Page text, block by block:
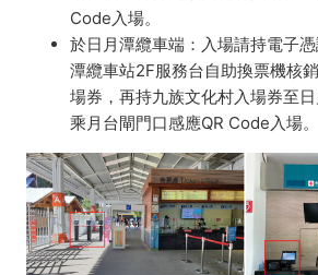
Code入場。
於日月潭纜車端：入場請持電子
潭纜車站2F服務台自助換票機核
場券，再持九族文化村入場券至
乘月台閘門口感應QR Code入場。